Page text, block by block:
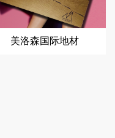
美洛森国际地材